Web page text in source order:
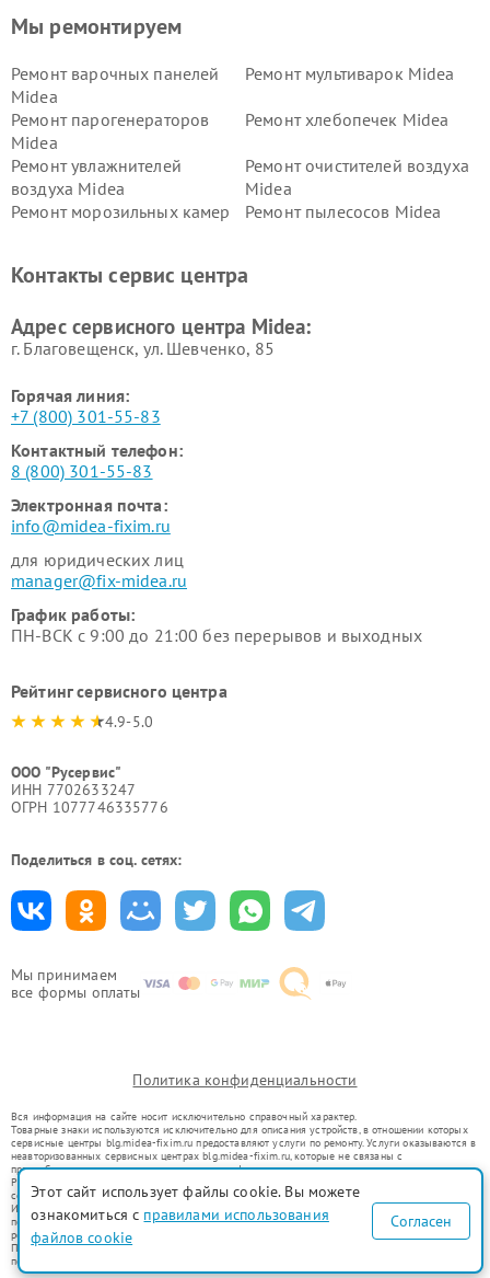
Мы принимаем
все формы оплаты
Мы ремонтируем
Ремонт варочных панелей
Midea
Ремонт мультиварок Midea
Ремонт парогенераторов
Midea
Ремонт хлебопечек Midea
Ремонт увлажнителей
воздуха Midea
Ремонт очистителей воздуха
Midea
Ремонт морозильных камер
Ремонт пылесосов Midea
пылесосов Midea
Midea
Контакты сервис центра
Адрес сервисного центра Midea:
г. Благовещенск, ул. Шевченко, 85
Горячая линия:
+7 (800) 301-55-83
Контактный телефон:
8 (800) 301-55-83
Электронная почта:
info@midea-fixim.ru
для юридических лиц
manager@fix-midea.ru
График работы:
ПН-ВСК с 9:00 до 21:00 без перерывов и выходных
Рейтинг сервисного центра
4.9-5.0
ООО "Русервис"
ИНН 7702633247
ОГРН 1077746335776
Поделиться в соц. сетях:
Политика конфиденциальности
Вся информация на сайте носит исключительно справочный характер.
Товарные знаки используются исключительно для описания устройств, в отношении которых
сервисные центры blg.midea-fixim.ru предоставляют услуги по ремонту. Услуги оказываются в
неавторизованных сервисных центрах blg.midea-fixim.ru, которые не связаны с
правообладателями товарных знаков или их официальными представителями.
Ремонт осуществляется для устройств, уже введенных в гражданский оборот в соответствии
со статьей 1487 ГК РФ.
Использование товарных знаков не преследует цели индивидуализации услуг или введения
потребителей в заблуждение, а служит для информирования о предоставляемых услугах по
ремонту техники указанных брендов.
Представленная на сайте информация не является публичной офертой, определяемой
положениями Статьи 437(2) Гражданского кодекса РФ
Этот сайт использует файлы cookie. Вы можете
ознакомиться с правилами использования
файлов cookie
Согласен